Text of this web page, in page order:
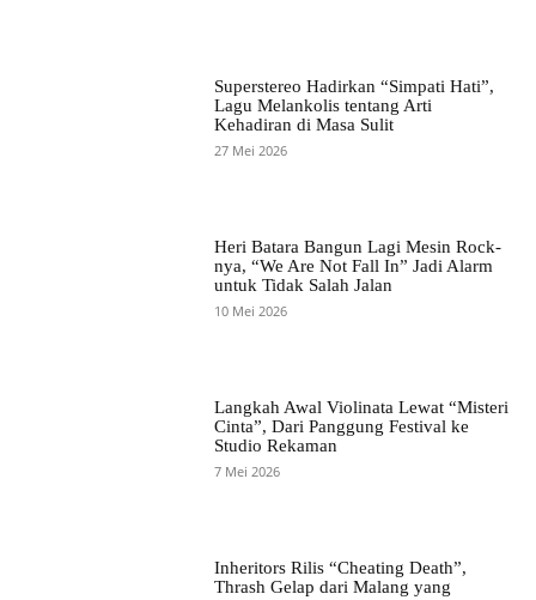
Superstereo Hadirkan “Simpati Hati”,
Lagu Melankolis tentang Arti
Kehadiran di Masa Sulit
27 Mei 2026
Heri Batara Bangun Lagi Mesin Rock-
nya, “We Are Not Fall In” Jadi Alarm
untuk Tidak Salah Jalan
10 Mei 2026
Langkah Awal Violinata Lewat “Misteri
Cinta”, Dari Panggung Festival ke
Studio Rekaman
7 Mei 2026
Inheritors Rilis “Cheating Death”,
Thrash Gelap dari Malang yang